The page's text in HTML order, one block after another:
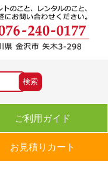
ご利用ガイド
お見積りカート